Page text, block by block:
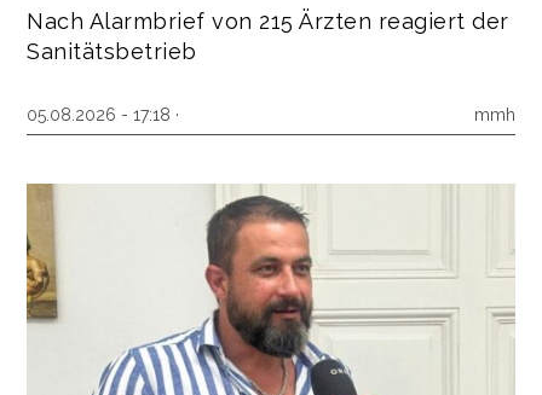
Nach Alarmbrief von 215 Ärzten reagiert der
Sanitätsbetrieb
05.08.2026 - 17:18 · mmh